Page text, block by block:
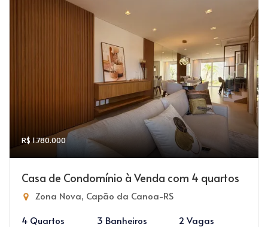
R$ 1.780.000
Casa de Condomínio à Venda com 4 quartos
Zona Nova, Capão da Canoa-RS
4 Quartos
3 Banheiros 2 Vagas